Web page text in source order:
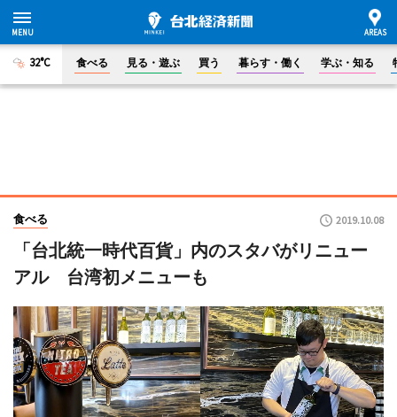
32°C 食べる 見る・遊ぶ 買う 暮らす・働く 学ぶ・知る
食べる 2019.10.08
「台北統一時代百貨」内のスタバがリニュー
アル 台湾初メニューも